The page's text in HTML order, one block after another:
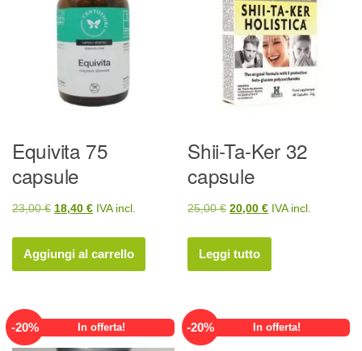
Equivita 75
capsule
23,00€ Il
originale
era:
18,40 €Il
attuale
è:
IVA incl.
Aggiungi al carrello
Shii-Ta-Ker 32
capsule
25,00€ Il
originale
era:
20,00€Il
è:
IVA incl.
Leggi tutto
-20% In offerta! -20% In offerta!